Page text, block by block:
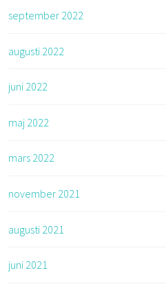
september 2022
augusti 2022
juni 2022
maj 2022
mars 2022
november 2021
augusti 2021
juni 2021